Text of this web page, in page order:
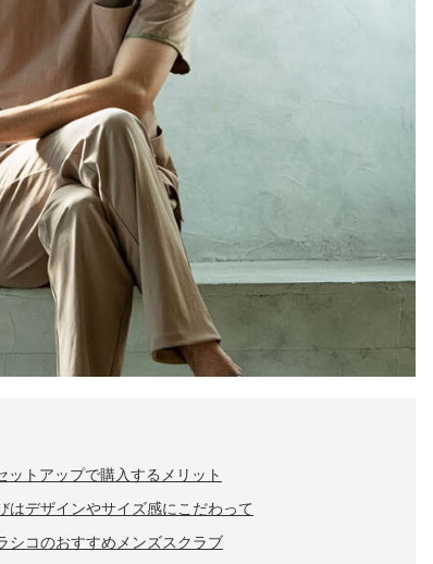
トアップで購入するメリット
はデザインやサイズ感にこだわって
シコのおすすめメンズスクラブ